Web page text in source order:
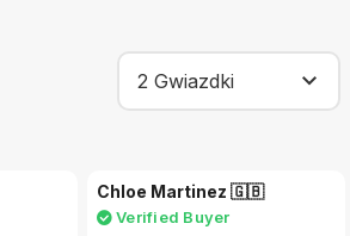
Chloe Martinez 🇬🇧
Verified Buyer